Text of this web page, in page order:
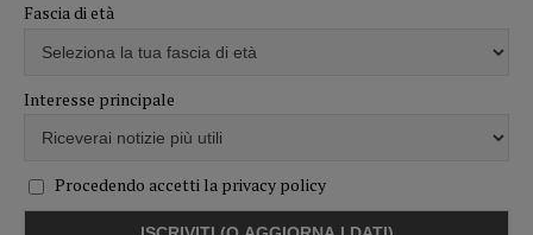
Fascia di età
Interesse principale
Procedendo accetti la privacy policy